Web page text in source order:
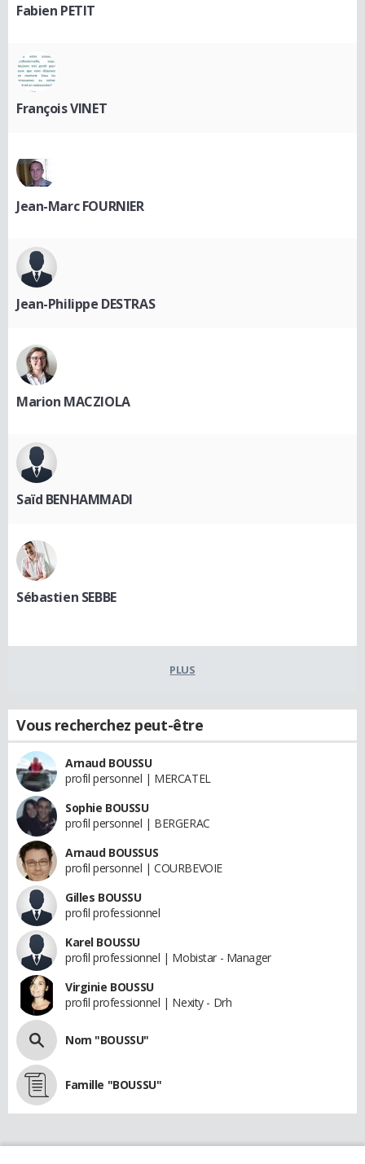
Fabien PETIT
François VINET
Jean-Marc FOURNIER
Jean-Philippe DESTRAS
Marion MACZIOLA
Saïd BENHAMMADI
Sébastien SEBBE
PLUS
Vous recherchez peut-être
Arnaud BOUSSU
profil personnel | MERCATEL
Sophie BOUSSU
profil personnel | BERGERAC
Arnaud BOUSSUS
profil personnel | COURBEVOIE
Gilles BOUSSU
profil professionnel
Karel BOUSSU
profil professionnel | Mobistar - Manager
Virginie BOUSSU
profil professionnel | Nexity - Drh
Nom "BOUSSU"
Famille "BOUSSU"